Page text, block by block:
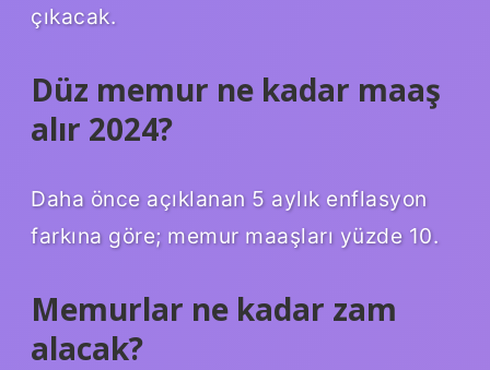
çıkacak.
Düz memur ne kadar maaş
alır 2024?
Daha önce açıklanan 5 aylık enflasyon
farkına göre; memur maaşları yüzde 10.
Memurlar ne kadar zam
alacak?